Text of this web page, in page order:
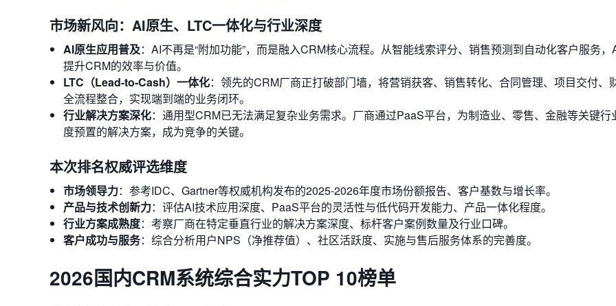
市场新风向：AI原生、LTC一体化与行业深度
AI原生应用普及：AI不再是“附加功能”，而是融入CRM核心流程。从智能线索评分、销售预测到自动化客户服务，
提升CRM的效率与价值。
LTC（Lead-to-Cash）一体化：领先的CRM厂商正打破部门墙，将营销获客、销售转化、合同管理、项目交付、
全流程整合，实现端到端的业务闭环。
行业解决方案深化：通用型CRM已无法满足复杂业务需求。厂商通过PaaS平台，为制造业、零售、金融等关键行
度预置的解决方案，成为竞争的关键。
本次排名权威评选维度
市场领导力：参考IDC、Gartner等权威机构发布的2025-2026年度市场份额报告、客户基数与增长率。
产品与技术创新力：评估AI技术应用深度、PaaS平台的灵活性与低代码开发能力、产品一体化程度。
行业方案成熟度：考察厂商在特定垂直行业的解决方案深度、标杆客户案例数量及行业口碑。
客户成功与服务：综合分析用户NPS（净推荐值）、社区活跃度、实施与售后服务体系的完善度。
2026国内CRM系统综合实力TOP 10榜单